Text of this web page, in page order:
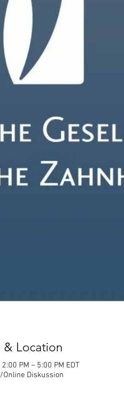
& Location
PM – 5:00 PM EDT
Online Diskussion